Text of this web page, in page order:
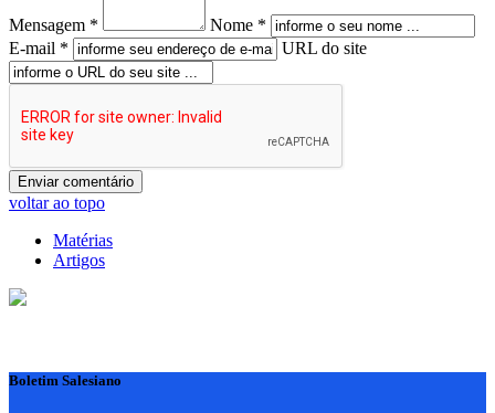
Mensagem *
Nome *
E-mail *
URL do site
voltar ao topo
Matérias
Artigos
Boletim Salesiano